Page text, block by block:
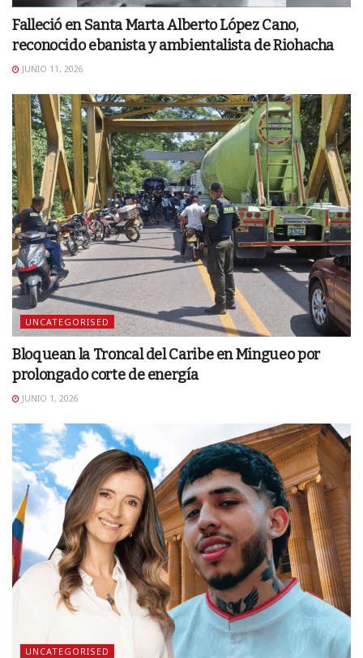
Falleció en Santa Marta Alberto López Cano,
reconocido ebanista y ambientalista de Riohacha
JUNIO 11, 2026
UNCATEGORISED
Bloquean la Troncal del Caribe en Mingueo por
prolongado corte de energía
JUNIO 1, 2026
UNCATEGORISED